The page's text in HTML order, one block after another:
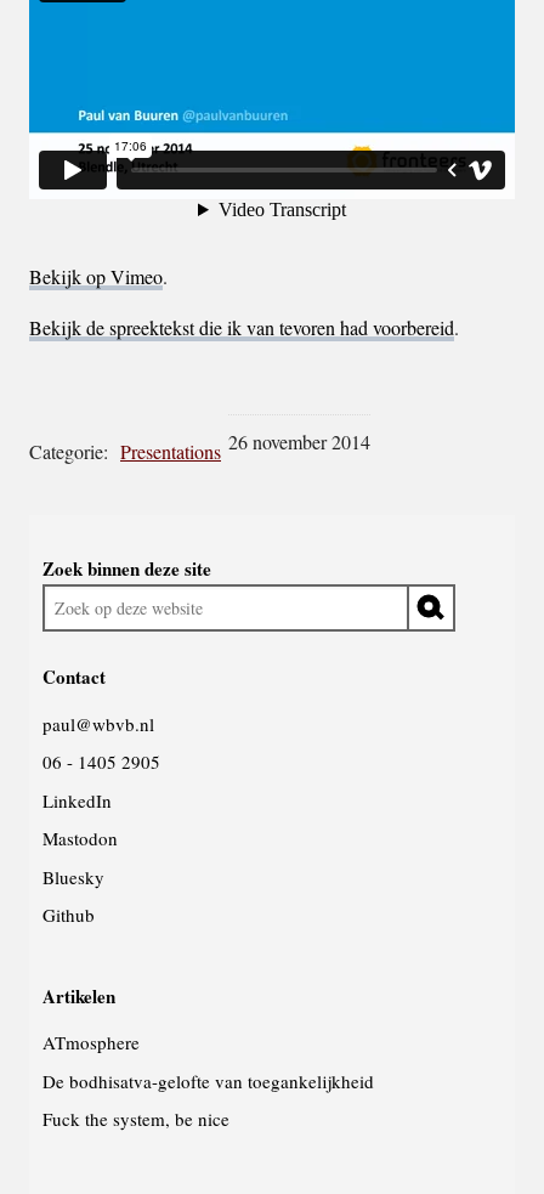
Bekijk op Vimeo.
Bekijk de spreektekst die ik van tevoren had voorbereid.
Categorie: Presentations 26 november 2014
algemeen
Zoek binnen deze site
Zoek
op
website
Contact
paul@wbvb.nl
06 - 1405 2905
LinkedIn
Mastodon
Bluesky
Github
Artikelen
ATmosphere
De bodhisatva-gelofte van toegankelijkheid
Fuck the system, be nice